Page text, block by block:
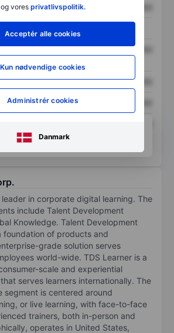
og vores privatlivspolitik.
Acceptér alle cookies
Kun nødvendige cookies
Administrér cookies
Danmark
XXXXXXX
XXXXXXX XXXXXXX
XXXXXXX XXXXXXX
XXXXXXX
in corporate digital learning. The
include Talent Development
Knowledge. Talent Development
foundation of products and
grade solution serves
world-wide. TDS Learner is a
scale and experiential
serves learners internationally. The
segment is centered around
or live learning, with face-to-face
trainers, both in-person and
operates in United States,